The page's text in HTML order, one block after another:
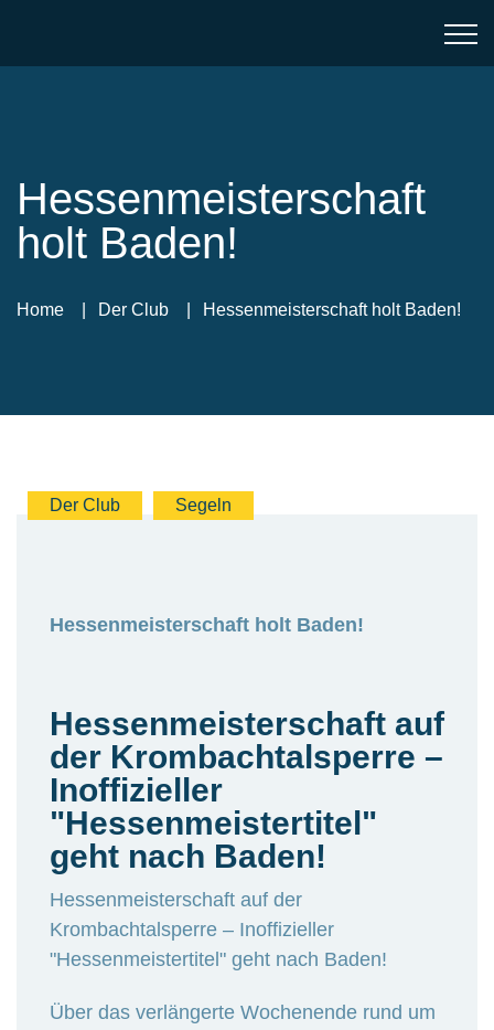
Hessenmeisterschaft
holt Baden!
Home Der Club Hessenmeisterschaft holt Baden!
Der Club Segeln
Hessenmeisterschaft holt Baden!
Hessenmeisterschaft auf
der Krombachtalsperre –
Inoffizieller
"Hessenmeistertitel"
geht nach Baden!
Hessenmeisterschaft auf der
Krombachtalsperre – Inoffizieller
"Hessenmeistertitel" geht nach Baden!
Über das verlängerte Wochenende rund um